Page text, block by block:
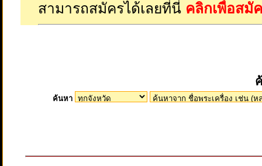
สามารถสมัครได้เลยที่นี่ คลิกเพื่อสมั
ค้นหา